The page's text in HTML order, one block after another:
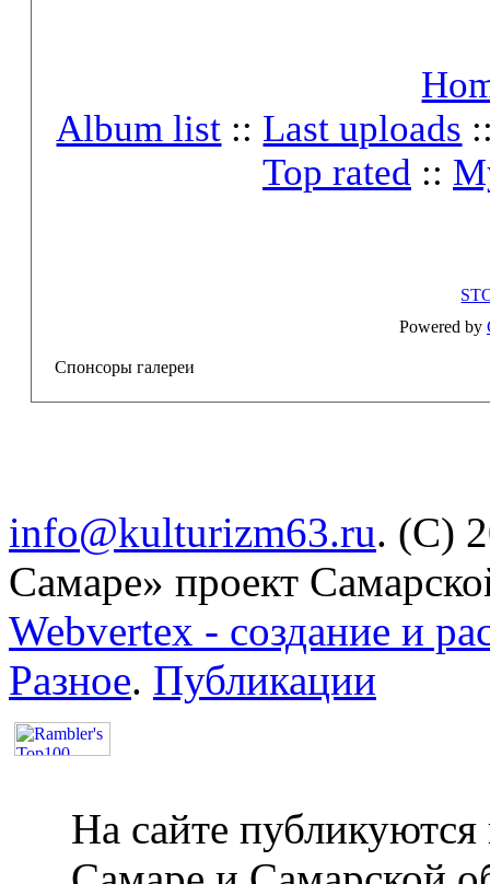
Album list :: Last uploads
Top rated ::